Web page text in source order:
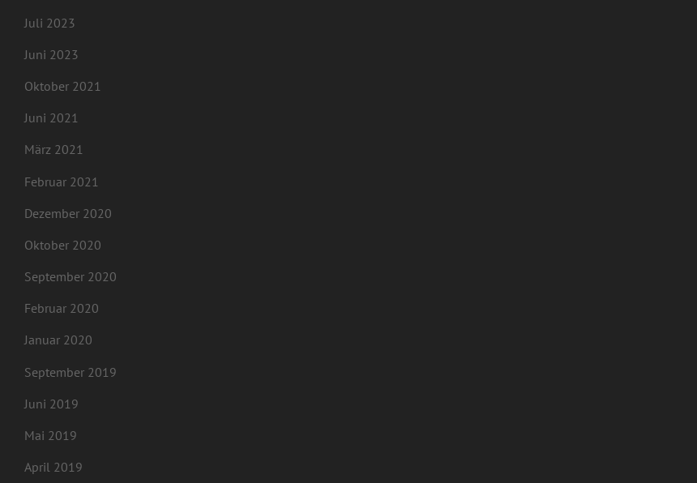
Juli 2023
Juni 2023
Oktober 2021
Juni 2021
März 2021
Februar 2021
Dezember 2020
Oktober 2020
September 2020
Februar 2020
Januar 2020
September 2019
Juni 2019
Mai 2019
April 2019